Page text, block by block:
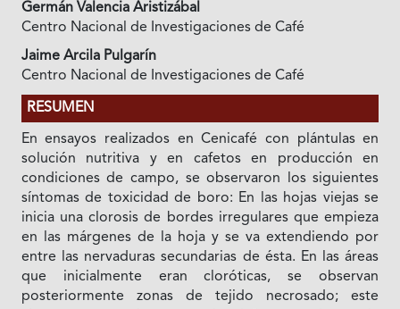
Germán Valencia Aristizábal
Centro Nacional de Investigaciones de Café
Jaime Arcila Pulgarín
Centro Nacional de Investigaciones de Café
RESUMEN
En ensayos realizados en Cenicafé con plántulas en
solución nutritiva y en cafetos en producción en
condiciones de campo, se observaron los siguientes
síntomas de toxicidad de boro: En las hojas viejas se
inicia una clorosis de bordes irregulares que empieza
en las márgenes de la hoja y se va extendiendo por
entre las nervaduras secundarias de ésta. En las áreas
que inicialmente eran cloróticas, se observan
posteriormente zonas de tejido necrosado; este